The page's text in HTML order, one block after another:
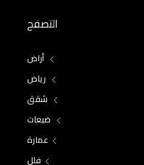
التصفح
أراض
رياض
شقق
ضيعات
عمارة
فلل